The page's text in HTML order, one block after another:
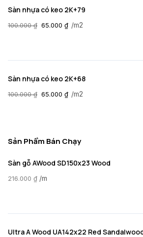
Sàn nhựa có keo 2K+79
100.000₫ 65.000 ₫ /m2
Sàn nhựa có keo 2K+68
100.000₫ 65.000 ₫ /m2
Sản Phẩm Bán Chạy
Sàn gỗ AWood SD150x23 Wood
216.000 ₫ /m
Ultra A Wood UA142x22 Red